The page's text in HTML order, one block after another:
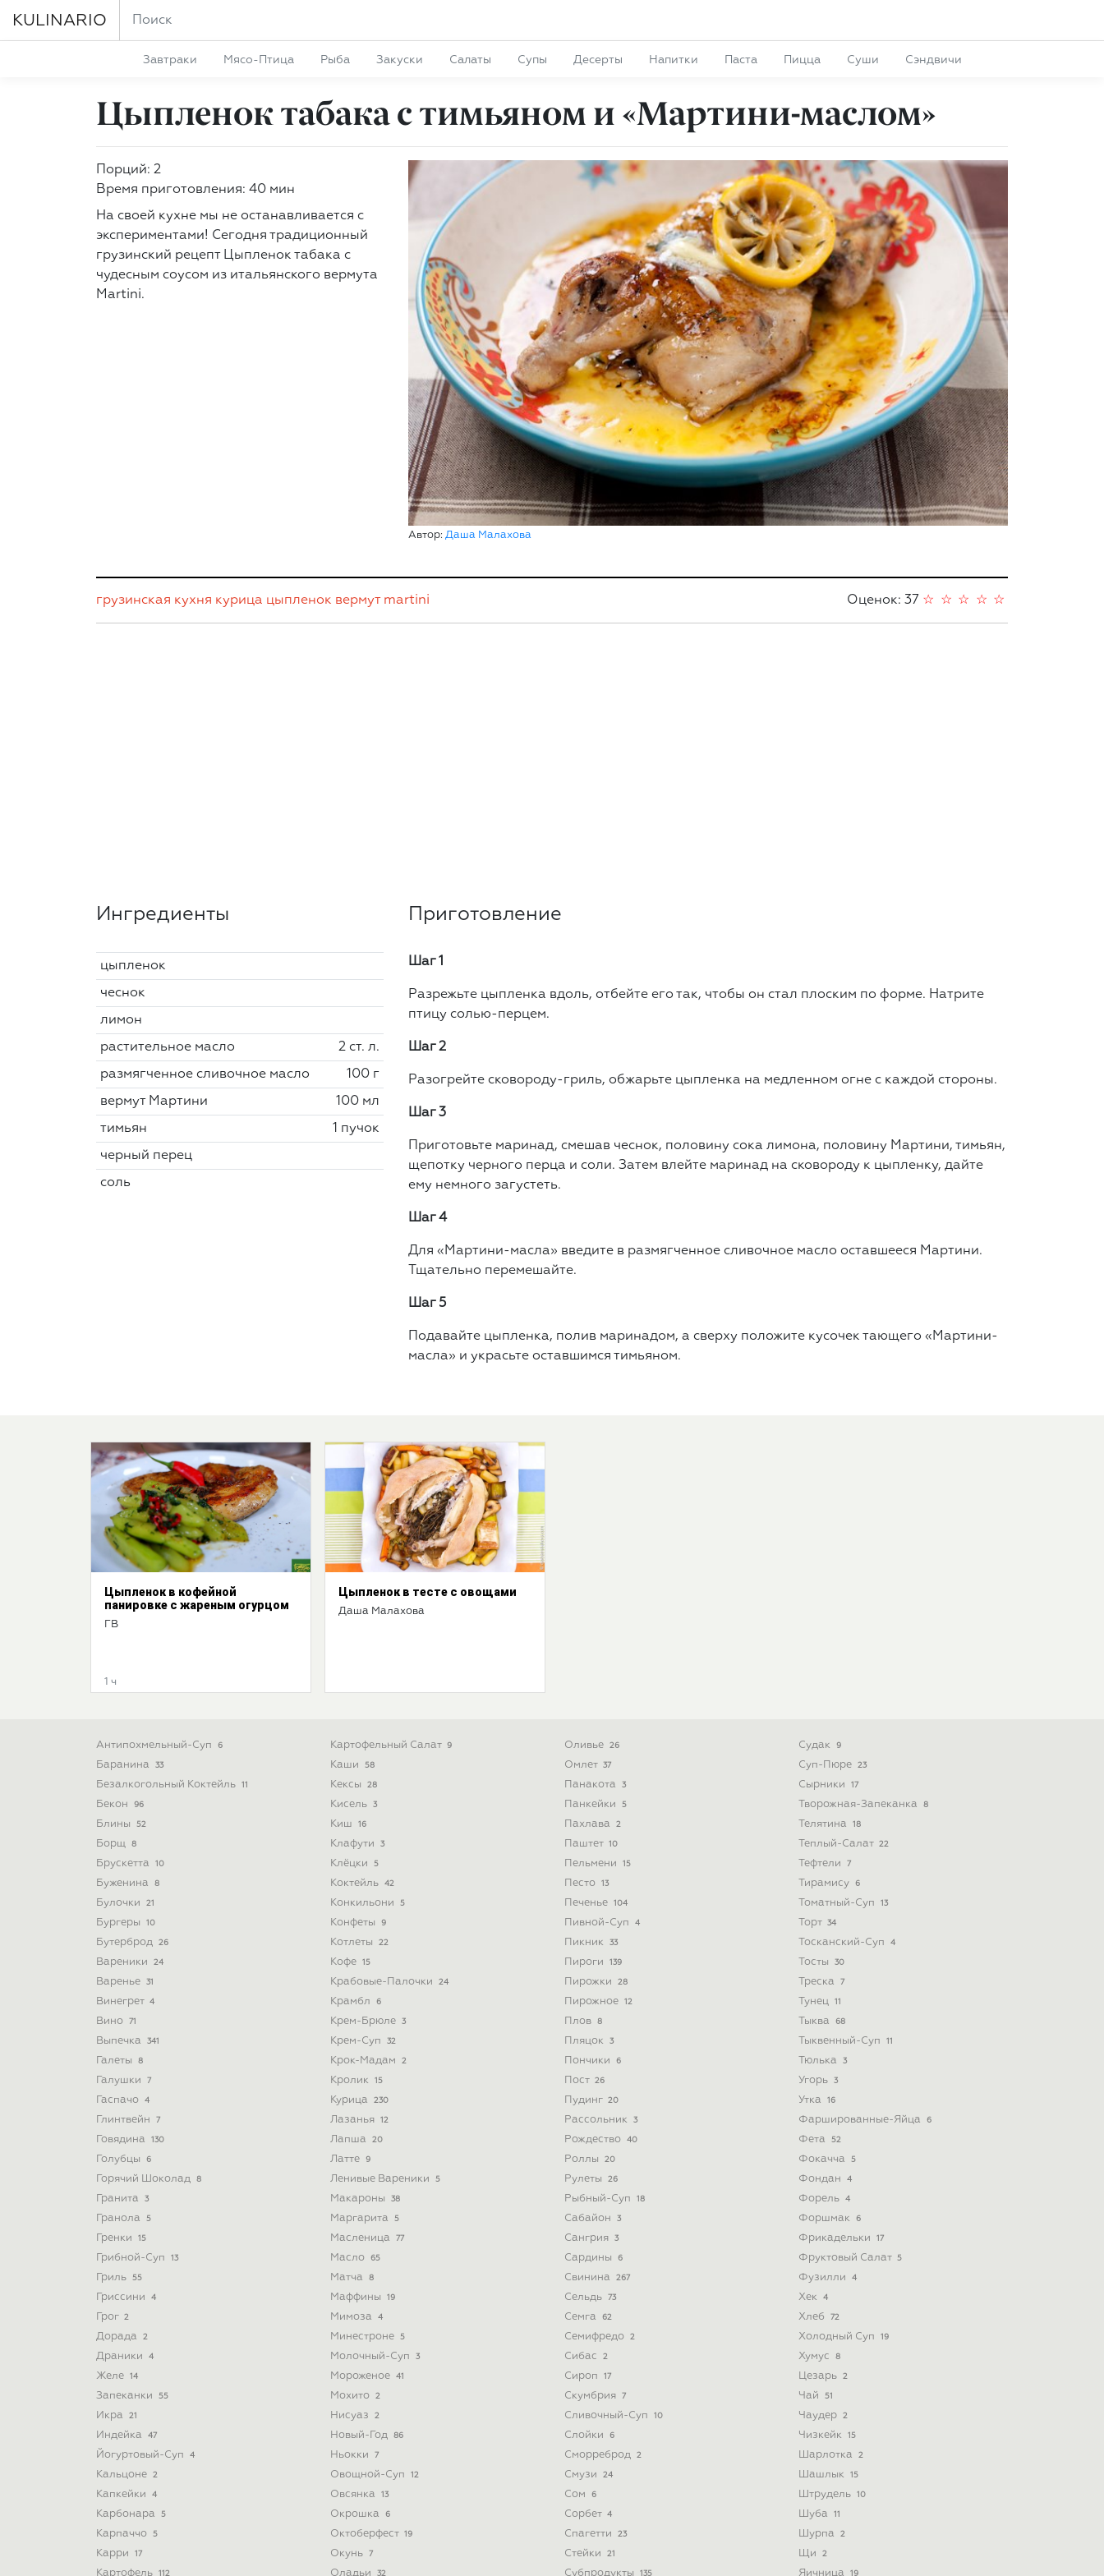
KULINARIO
Завтраки Мясо-Птица Рыба Закуски Салаты Супы Десерты Напитки Паста Пицца Суши Сэндвичи
Цыпленок табака с тимьяном и «Мартини-маслом»
Автор: Даша Малахова
Порций: 2
Время приготовления: 40 мин
На своей кухне мы не останавливается с
экспериментами! Сегодня традиционный
грузинский рецепт Цыпленок табака с
чудесным соусом из итальянского вермута
Martini.
грузинская кухня курица цыпленок вермут martini Оценок: 37 ☆
☆
☆
☆
☆
Ингредиенты
цыпленок
чеснок
лимон
растительное масло 2 ст. л.
размягченное сливочное масло 100 г
вермут Мартини 100 мл
тимьян 1 пучок
черный перец
соль
Приготовление
Шаг 1
Разрежьте цыпленка вдоль, отбейте его так, чтобы он стал плоским по форме. Натрите
птицу солью-перцем.
Шаг 2
Разогрейте сковороду-гриль, обжарьте цыпленка на медленном огне с каждой стороны.
Шаг 3
Приготовьте маринад, смешав чеснок, половину сока лимона, половину Мартини, тимьян,
щепотку черного перца и соли. Затем влейте маринад на сковороду к цыпленку, дайте
ему немного загустеть.
Шаг 4
Для «Мартини-масла» введите в размягченное сливочное масло оставшееся Мартини.
Тщательно перемешайте.
Шаг 5
Подавайте цыпленка, полив маринадом, а сверху положите кусочек тающего «Мартини-
масла» и украсьте оставшимся тимьяном.
Цыпленок в кофейной
панировке с жареным огурцом
ГВ
1 ч
Цыпленок в тесте с овощами
Даша Малахова
Антипохмельный-Суп 6
Баранина 33
Безалкогольный Коктейль 11
Бекон 96
Блины 52
Борщ 8
Брускетта 10
Буженина 8
Булочки 21
Бургеры 10
Бутерброд 26
Вареники 24
Варенье 31
Винегрет 4
Вино 71
Выпечка 341
Галеты 8
Галушки 7
Гаспачо 4
Глинтвейн 7
Говядина 130
Голубцы 6
Горячий Шоколад 8
Гранита 3
Гранола 5
Гренки 15
Грибной-Суп 13
Гриль 55
Гриссини 4
Грог 2
Дорада 2
Драники 4
Желе 14
Запеканки 55
Икра 21
Индейка 47
Йогуртовый-Суп 4
Кальцоне 2
Капкейки 4
Карбонара 5
Карпаччо 5
Карри 17
Картофель 112
Картофельный Салат 9
Каши 58
Кексы 28
Кисель 3
Киш 16
Клафути 3
Клёцки 5
Коктейль 42
Конкильони 5
Конфеты 9
Котлеты 22
Кофе 15
Крабовые-Палочки 24
Крамбл 6
Крем-Брюле 3
Крем-Суп 32
Крок-Мадам 2
Кролик 15
Курица 230
Лазанья 12
Лапша 20
Латте 9
Ленивые Вареники 5
Макароны 38
Маргарита 5
Масленица 77
Масло 65
Матча 8
Маффины 19
Мимоза 4
Минестроне 5
Молочный-Суп 3
Мороженое 41
Мохито 2
Нисуаз 2
Новый-Год 86
Ньокки 7
Овощной-Суп 12
Овсянка 13
Окрошка 6
Октоберфест 19
Окунь 7
Оладьи 32
Оливье 26
Омлет 37
Панакота 3
Панкейки 5
Пахлава 2
Паштет 10
Пельмени 15
Песто 13
Печенье 104
Пивной-Суп 4
Пикник 33
Пироги 139
Пирожки 28
Пирожное 12
Плов 8
Пляцок 3
Пончики 6
Пост 26
Пудинг 20
Рассольник 3
Рождество 40
Роллы 20
Рулеты 26
Рыбный-Суп 18
Сабайон 3
Сангрия 3
Сардины 6
Свинина 267
Сельдь 73
Семга 62
Семифредо 2
Сибас 2
Сироп 17
Скумбрия 7
Сливочный-Суп 10
Слойки 6
Сморреброд 2
Смузи 24
Сом 6
Сорбет 4
Спагетти 23
Стейки 21
Субпродукты 135
Судак 9
Суп-Пюре 23
Сырники 17
Творожная-Запеканка 8
Телятина 18
Теплый-Салат 22
Тефтели 7
Тирамису 6
Томатный-Суп 13
Торт 34
Тосканский-Суп 4
Тосты 30
Треска 7
Тунец 11
Тыква 68
Тыквенный-Суп 11
Тюлька 3
Угорь 3
Утка 16
Фаршированные-Яйца 6
Фета 52
Фокачча 5
Фондан 4
Форель 4
Форшмак 6
Фрикадельки 17
Фруктовый Салат 5
Фузилли 4
Хек 4
Хлеб 72
Холодный Суп 19
Хумус 8
Цезарь 2
Чай 51
Чаудер 2
Чизкейк 15
Шарлотка 2
Шашлык 15
Штрудель 10
Шуба 11
Шурпа 2
Щи 2
Яичница 19